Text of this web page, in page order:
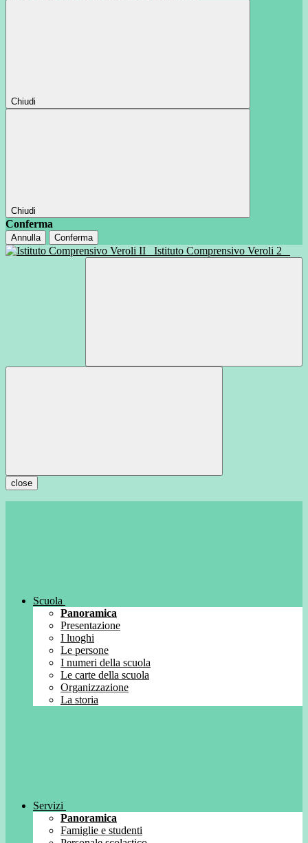
Chiudi
Chiudi
Conferma
Annulla Conferma
Istituto Comprensivo Veroli 2
close
Scuola
Panoramica
Presentazione
I luoghi
Le persone
I numeri della scuola
Le carte della scuola
Organizzazione
La storia
Servizi
Panoramica
Famiglie e studenti